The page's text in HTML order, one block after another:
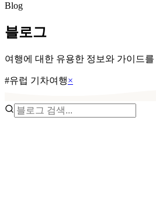
Blog
블로그
여행에 대한 유용한 정보와 가이드
#유럽 기차여행×